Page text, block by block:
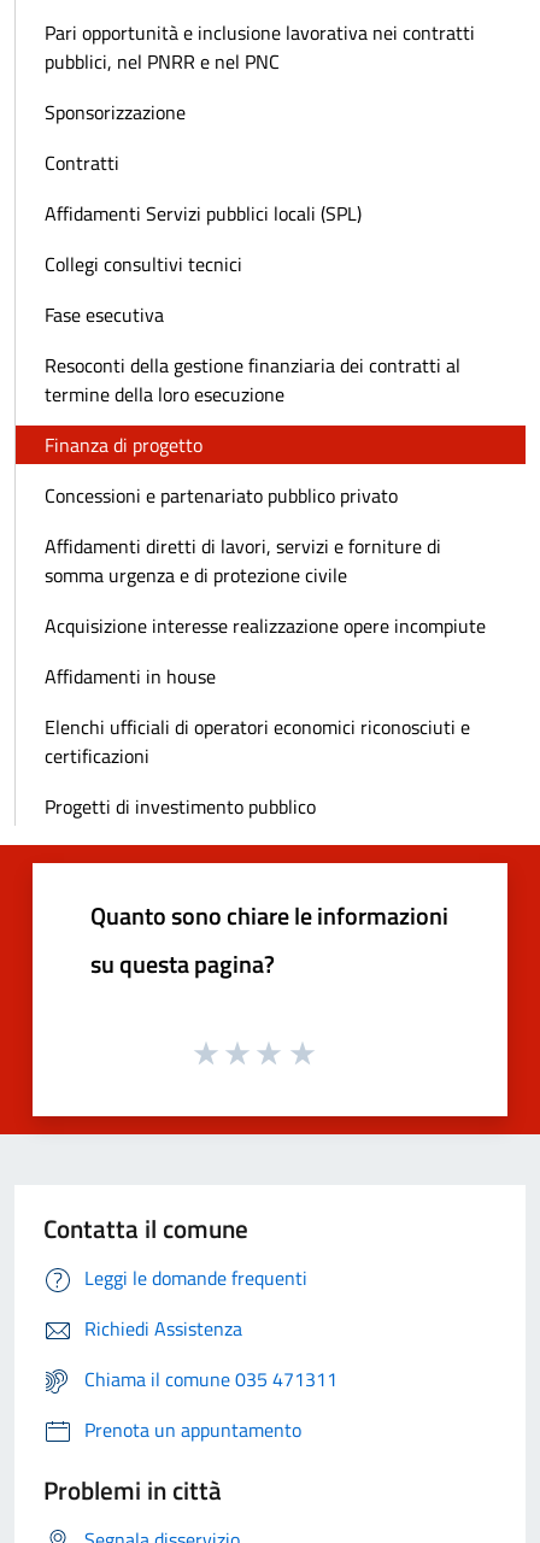
Pari opportunità e inclusione lavorativa nei contratti
pubblici, nel PNRR e nel PNC
Sponsorizzazione
Contratti
Affidamenti Servizi pubblici locali (SPL)
Collegi consultivi tecnici
Fase esecutiva
Resoconti della gestione finanziaria dei contratti al
termine della loro esecuzione
Finanza di progetto
Concessioni e partenariato pubblico privato
Affidamenti diretti di lavori, servizi e forniture di
somma urgenza e di protezione civile
Acquisizione interesse realizzazione opere incompiute
Affidamenti in house
Elenchi ufficiali di operatori economici riconosciuti e
certificazioni
Progetti di investimento pubblico
Quanto sono chiare le informazioni
su questa pagina?
Contatta il comune
Leggi le domande frequenti
Richiedi Assistenza
Chiama il comune 035 471311
Prenota un appuntamento
Problemi in città